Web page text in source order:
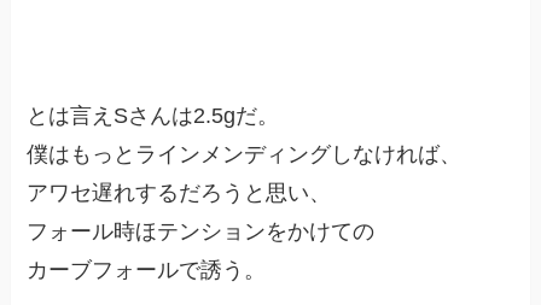
とは言えSさんは2.5gだ。
僕はもっとラインメンディングしなければ、
アワセ遅れするだろうと思い、
フォール時ほテンションをかけての
カーブフォールで誘う。